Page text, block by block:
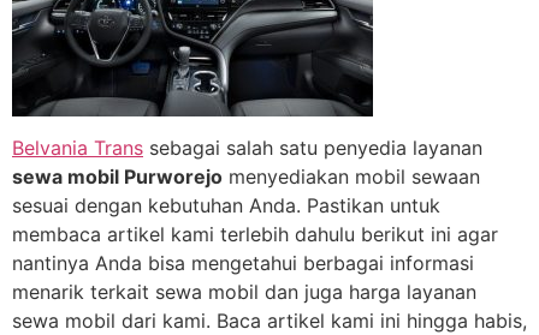
Belvania Trans sebagai salah satu penyedia layanan
sewa mobil Purworejo menyediakan mobil sewaan
sesuai dengan kebutuhan Anda. Pastikan untuk
membaca artikel kami terlebih dahulu berikut ini agar
nantinya Anda bisa mengetahui berbagai informasi
menarik terkait sewa mobil dan juga harga layanan
sewa mobil dari kami. Baca artikel kami ini hingga habis,